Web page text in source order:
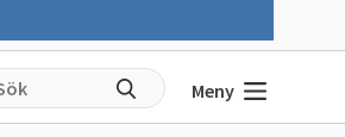
Meny